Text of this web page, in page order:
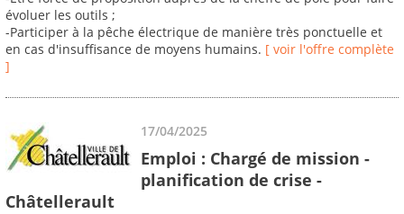
évoluer les outils ;
-Participer à la pêche électrique de manière très ponctuelle et
en cas d'insuffisance de moyens humains. [ voir l'offre complète
]
17/04/2025
Emploi : Chargé de mission -
planification de crise -
Châtellerault